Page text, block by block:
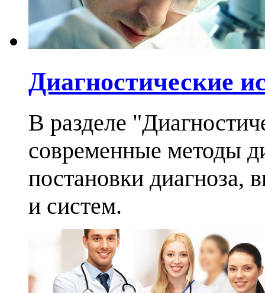
Диагностические
В разделе
современные методы
постановки диагноза,
и систем.